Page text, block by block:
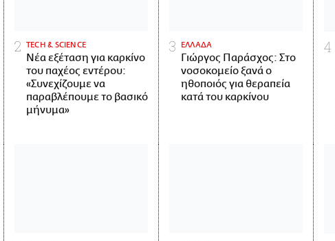
ΤECH & SCIENCE
Νέα εξέταση για καρκίνο
του παχέος εντέρου:
«Συνεχίζουμε να
παραβλέπουμε το βασικό
μήνυμα»
ΕΛΛΑΔΑ
Γιώργος Παράσχος: Στο
νοσοκομείο ξανά ο
ηθοποιός για θεραπεία
κατά του καρκίνου